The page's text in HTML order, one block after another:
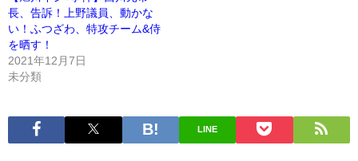
長、告訴！上野議員、動かな
い！ふつざわ、特攻チーム&侍
を晒す！
2021年12月7日
未分類
LINE